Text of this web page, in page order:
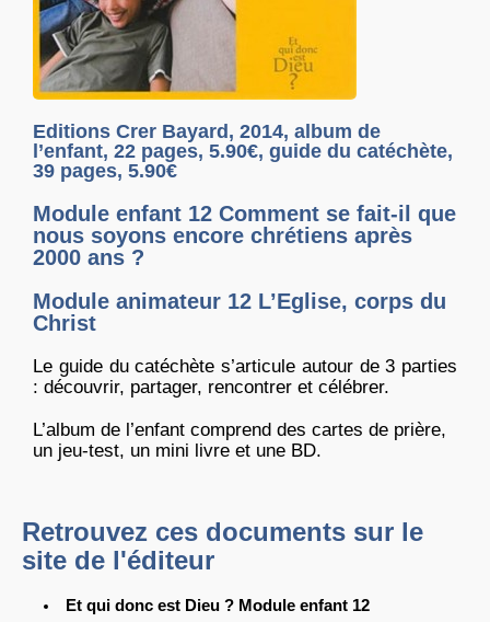
Editions Crer Bayard, 2014, album de
l’enfant, 22 pages, 5.90€, guide du catéchète,
39 pages, 5.90€
Module enfant 12 Comment se fait-il que
nous soyons encore chrétiens après
2000 ans ?
Module animateur 12 L’Eglise, corps du
Christ
Le guide du catéchète s’articule autour de 3 parties
: découvrir, partager, rencontrer et célébrer.
L’album de l’enfant comprend des cartes de prière,
un jeu-test, un mini livre et une BD.
Retrouvez ces documents sur le
site de l'éditeur
Et qui donc est Dieu ? Module enfant 12